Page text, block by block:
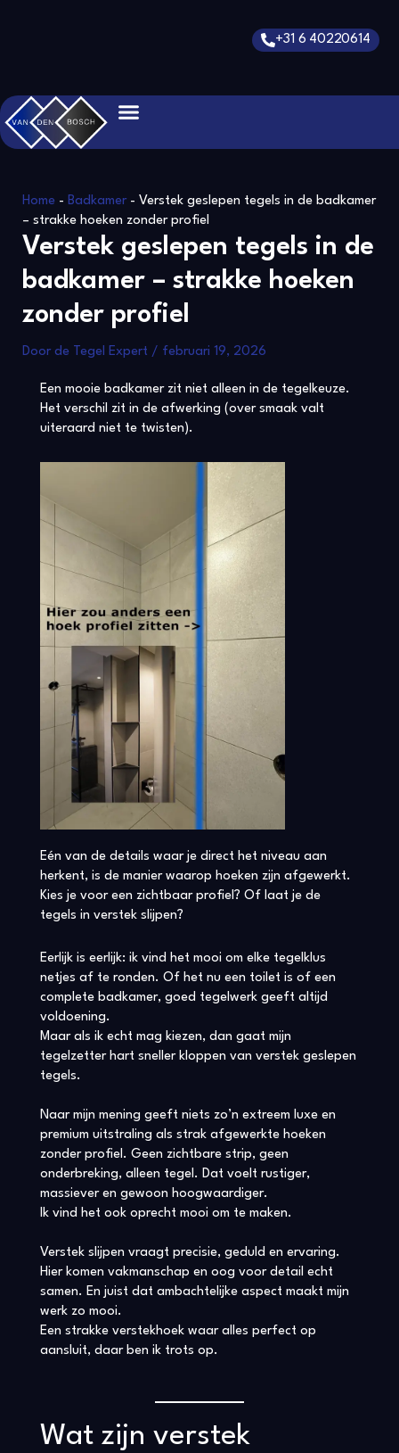
+31 6 40220614
Home- Badkamer- Verstek geslepen tegels in de badkamer
– strakke hoeken zonder profiel
Verstek geslepen tegels in de
badkamer – strakke hoeken
zonder profiel
Door de Tegel Expert / februari 19, 2026
Een mooie badkamer zit niet alleen in de tegelkeuze.
Het verschil zit in de afwerking (over smaak valt
uiteraard niet te twisten).
Eén van de details waar je direct het niveau aan
herkent, is de manier waarop hoeken zijn afgewerkt.
Kies je voor een zichtbaar profiel? Of laat je de
tegels in verstek slijpen?
Eerlijk is eerlijk: ik vind het mooi om elke tegelklus
netjes af te ronden. Of het nu een toilet is of een
complete badkamer, goed tegelwerk geeft altijd
voldoening.
Maar als ik echt mag kiezen, dan gaat mijn
tegelzetter hart sneller kloppen van verstek geslepen
tegels.
Naar mijn mening geeft niets zo’n extreem luxe en
premium uitstraling als strak afgewerkte hoeken
zonder profiel. Geen zichtbare strip, geen
onderbreking, alleen tegel. Dat voelt rustiger,
massiever en gewoon hoogwaardiger.
Ik vind het ook oprecht mooi om te maken.
Verstek slijpen vraagt precisie, geduld en ervaring.
Hier komen vakmanschap en oog voor detail echt
samen. En juist dat ambachtelijke aspect maakt mijn
werk zo mooi.
Een strakke verstekhoek waar alles perfect op
aansluit, daar ben ik trots op.
Wat zijn verstek